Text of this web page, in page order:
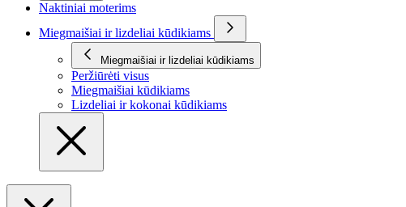
Naktiniai moterims
Miegmaišiai ir lizdeliai kūdikiams
Miegmaišiai ir lizdeliai kūdikiams
Peržiūrėti visus
Miegmaišiai kūdikiams
Lizdeliai ir kokonai kūdikiams